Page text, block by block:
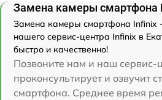
Замена камеры смартфона
Замена камеры смартфона Infinix
нашего сервис-центра Infinix в
быстро и качественно!
Позвоните нам и наш сервис-
проконсультирует и озвучит
смартфона. Среднее время